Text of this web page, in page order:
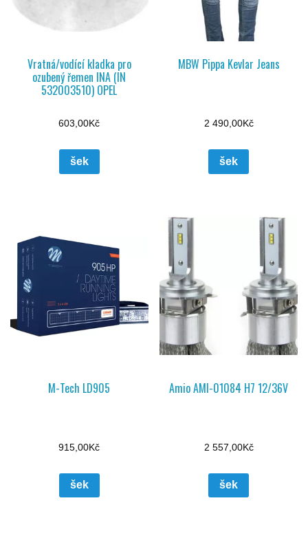
Vratná/vodící kladka pro
ozubený řemen INA (IN
532003510) OPEL
603,00Kč
šek
MBW Pippa Kevlar Jeans
2 490,00Kč
šek
M-Tech LD905
915,00Kč
šek
Amio AMI-01084 H7 12/36V
2 557,00Kč
šek